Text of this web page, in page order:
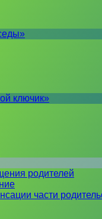
ключик»
родителей
части